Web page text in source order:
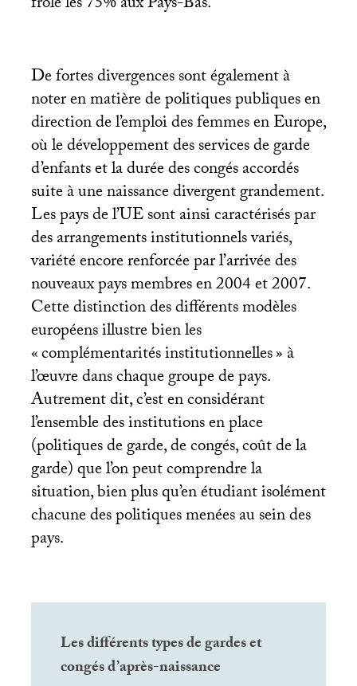
De fortes divergences sont également à
noter en matière de politiques publiques en
direction de l’emploi des femmes en Europe,
où le développement des services de garde
d’enfants et la durée des congés accordés
suite à une naissance divergent grandement.
Les pays de l’UEsont ainsi caractérisés par
des arrangements institutionnels variés,
variété encore renforcée par l’arrivée des
nouveaux pays membres en 2004 et 2007.
Cette distinction des différents modèles
européens illustre bien les
«complémentarités institutionnelles» à
l’œuvre dans chaque groupe de pays.
Autrement dit, c’est en considérant
l’ensemble des institutions en place
(politiques de garde, de congés, coût de la
garde) que l’on peut comprendre la
situation, bien plus qu’en étudiant isolément
chacune des politiques menées au sein des
pays.
Les différents types de gardes et
congés d’après-naissance